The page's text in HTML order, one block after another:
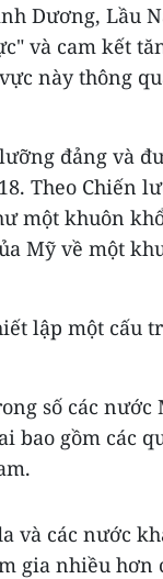
Dương, Lầu
và cam kết
này thông
đảng và
Theo Chiến
một khuôn
Mỹ về một
lập một cấu
số các nước
bao gồm các
và các nước
gia nhiều hơn